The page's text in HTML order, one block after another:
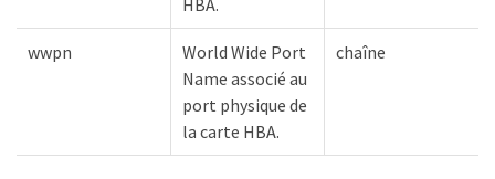
HBA.
wwpn
World Wide Port
Name associé au
port physique de
la carte HBA.
chaîne